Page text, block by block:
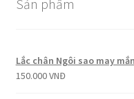
Sản phẩm
Lắc chân Ngôi sao may
150.000VNĐ